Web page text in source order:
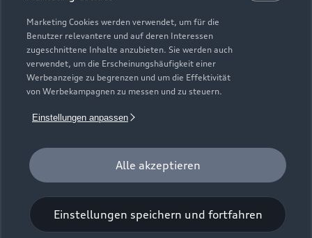
Marketing Cookies werden verwendet, um für die
Benutzer relevantere und auf deren Interessen
zugeschnittene Inhalte anzubieten. Sie werden auch
verwendet, um die Erscheinungshäufigkeit einer
Werbeanzeige zu begrenzen und um die Effektivität
von Werbekampagnen zu messen und zu steuern.
Einstellungen anpassen
Alle akzeptieren
Einstellungen speichern und fortfahren
myAudi
Audi Online Beratung
Online-Terminvereinbarung
Servicekontakt
Bordbuch & Bedienungsanleitungen
Verträge kündigen
Investor Relations
Presse & Media Center
Datenschutz
© 2026 AUDI AG. Alle Rechte vorbehalten
Impressum Rechtliches
Hinweisgebersystem
Datenschutzinformation
Digital Services Act
EU Data Act
Der Umfang des Audi CarCheck wird gegebenenfalls
fahrzeugindividuell (bzgl. Motoröl und Ladeequipment)
angepasst.